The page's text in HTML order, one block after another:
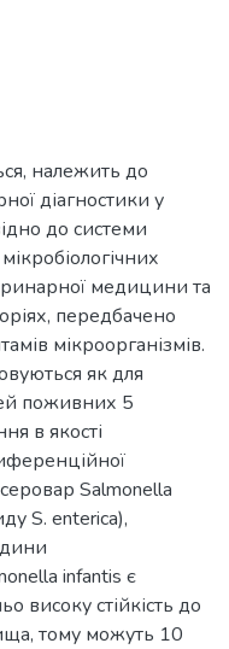
належить до
діагностики у
до системи
медицини та
передбачено
мікроорганізмів.
як для
поживних 5
в якості
Salmonella
S. enterica),
infantis є
високу стійкість до
тому можуть 10